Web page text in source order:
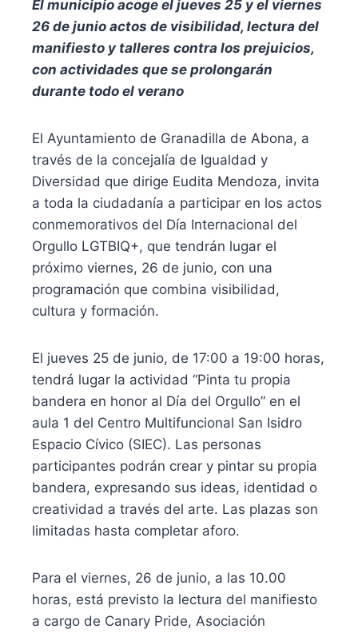
El municipio acoge el jueves 25 y el viernes
26 de junio actos de visibilidad, lectura del
manifiesto y talleres contra los prejuicios,
con actividades que se prolongarán
durante todo el verano
El Ayuntamiento de Granadilla de Abona, a
través de la concejalía de Igualdad y
Diversidad que dirige Eudita Mendoza, invita
a toda la ciudadanía a participar en los actos
conmemorativos del Día Internacional del
Orgullo LGTBIQ+, que tendrán lugar el
próximo viernes, 26 de junio, con una
programación que combina visibilidad,
cultura y formación.
El jueves 25 de junio, de 17:00 a 19:00 horas,
tendrá lugar la actividad “Pinta tu propia
bandera en honor al Día del Orgullo” en el
aula 1 del Centro Multifuncional San Isidro
Espacio Cívico (SIEC). Las personas
participantes podrán crear y pintar su propia
bandera, expresando sus ideas, identidad o
creatividad a través del arte. Las plazas son
limitadas hasta completar aforo.
Para el viernes, 26 de junio, a las 10.00
horas, está previsto la lectura del manifiesto
a cargo de Canary Pride, Asociación